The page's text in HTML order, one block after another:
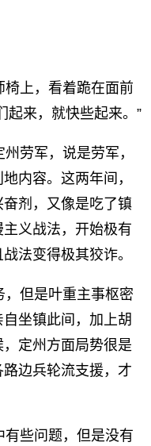
上，看着跪在面前
起来，就快些起来。”
劳军，说是劳军，
内容。这两年间，
剂，又像是吃了镇
义战法，开始极有
法变得极其狡诈。
但是叶重主事枢密
坐镇此间，加上胡
定州方面局势很是
边兵轮流支援，才
些问题，但是没有